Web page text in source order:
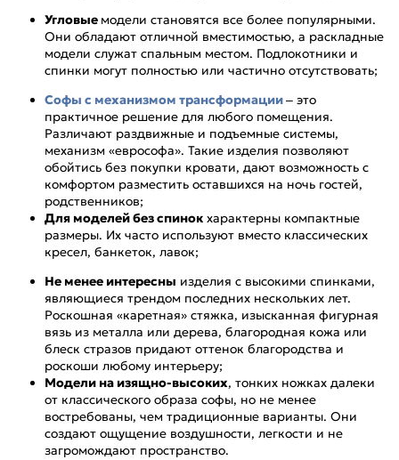
Угловые модели становятся все более популярными.
Они обладают отличной вместимостью, а раскладные
модели служат спальным местом. Подлокотники и
спинки могут полностью или частично отсутствовать;
Софы с механизмом трансформации– это
практичное решение для любого помещения.
Различают раздвижные и подъемные системы,
механизм «еврософа». Такие изделия позволяют
обойтись без покупки кровати, дают возможность с
комфортом разместить оставшихся на ночь гостей,
родственников;
Для моделей без спинок характерны компактные
размеры. Их часто используют вместо классических
кресел, банкеток, лавок;
Не менее интересны изделия с высокими спинками,
являющиеся трендом последних нескольких лет.
Роскошная «каретная» стяжка, изысканная фигурная
вязь из металла или дерева, благородная кожа или
блеск стразов придают оттенок благородства и
роскоши любому интерьеру;
Модели на изящно-высоких, тонких ножках далеки
от классического образа софы, но не менее
востребованы, чем традиционные варианты. Они
создают ощущение воздушности, легкости и не
загромождают пространство.